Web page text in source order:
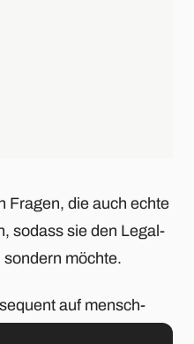
Fragen, die auch echte
sodass sie den Legal-
möchte.
auf mensch-